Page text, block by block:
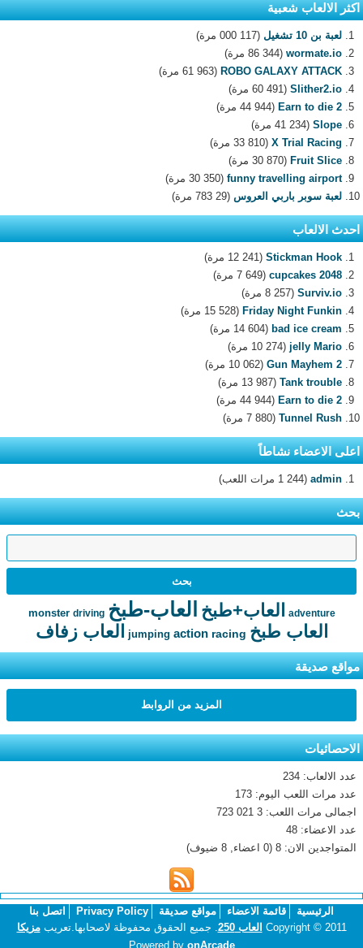
اكثر الالعاب شعبية
لعبة بن 10 تشغيل
(117 000 مرة)
wormate.io (86 344 مرة)
ROBO GALAXY ATTACK (61 963 مرة)
Slither2.io (60 491 مرة)
Earn to die 2 (44 944 مرة)
Slope (41 234 مرة)
X Trial Racing (33 810 مرة)
Fruit Slice (30 870 مرة)
funny travelling airport (30 350 مرة)
لعبة سوبر باربي العروس (29 783 مرة)
احدث الالعاب
Stickman Hook (12 241 مرة)
2048 cupcakes
(7 649 مرة)
Surviv.io (8 257 مرة)
Friday Night Funkin (15 528 مرة)
bad ice cream (14 604 مرة)
jelly Mario (10 274 مرة)
Gun Mayhem 2 (10 062 مرة)
Tank trouble (13 987 مرة)
Earn to die 2 (44 944 مرة)
Tunnel Rush (7 880 مرة)
اعلى الاعضاء نشاطاً
admin (1 244 مرات اللعب)
بحث
adventure العاب+طبخ العاب-طبخ monster driving
العاب طبخ jumping action racing العاب زفاف
مواقع صديقة
المزيد من الروابط
الاحصائيات
عدد الالعاب: 234
عدد مرات اللعب اليوم: 173
اجمالى مرات اللعب: 3 021 723
عدد الاعضاء: 48
المتواجدين الان: 8 (0 اعضاء, 8 ضيوف)
الرئيسية قائمة الاعضاء مواقع صديقة Privacy Policy
اتصل بنا
Copyright © 2011 العاب 250 . جميع الحقوق محفوظة لاصحابها.تعريبمزيكا
Powered by onArcade